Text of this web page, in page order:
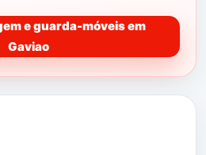
e guarda-móveis em
Gaviao